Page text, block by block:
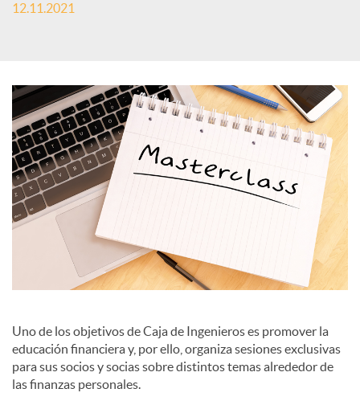
s
S
o
c
i
a
l
e
12.11.2021
Uno de los objetivos de Caja de Ingenieros es promover la
educación financiera y, por ello, organiza sesiones exclusivas
para sus socios y socias sobre distintos temas alrededor de
las finanzas personales.